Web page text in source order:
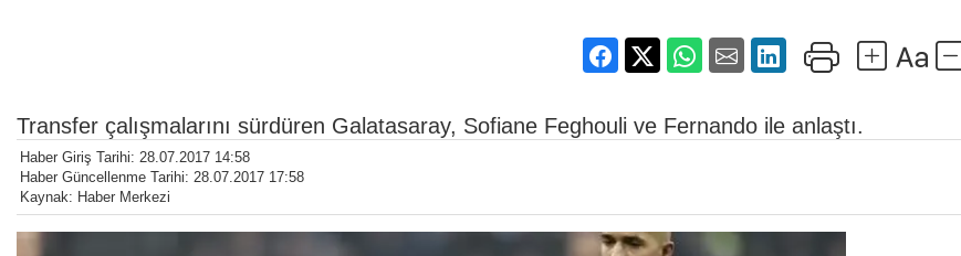
Transfer çalışmalarını sürdüren Galatasaray, Sofiane Feghouli ve Fernando ile anlaştı.
Haber Giriş Tarihi: 28.07.2017 14:58
Haber Güncellenme Tarihi: 28.07.2017 17:58
Kaynak: Haber Merkezi